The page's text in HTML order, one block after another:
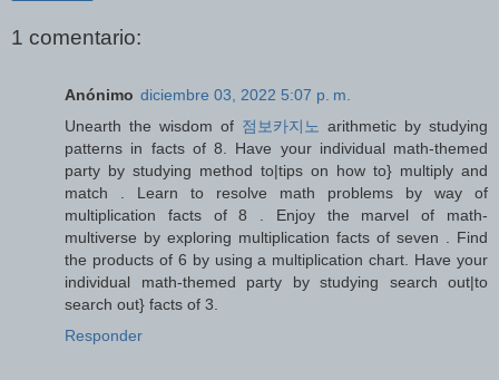
1 comentario:
Anónimo diciembre 03, 2022 5:07 p. m.
Unearth the wisdom of 점보카지노 arithmetic by studying
patterns in facts of 8. Have your individual math-themed
party by studying method to|tips on how to} multiply and
match . Learn to resolve math problems by way of
multiplication facts of 8 . Enjoy the marvel of math-
multiverse by exploring multiplication facts of seven . Find
the products of 6 by using a multiplication chart. Have your
individual math-themed party by studying search out|to
search out} facts of 3.
Responder